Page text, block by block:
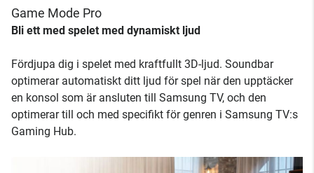
Game Mode Pro
Bli ett med spelet med dynamiskt ljud
Fördjupa dig i spelet med kraftfullt 3D-ljud. Soundbar
optimerar automatiskt ditt ljud för spel när den upptäcker
en konsol som är ansluten till Samsung TV, och den
optimerar till och med specifikt för genren i Samsung TV:s
Gaming Hub.